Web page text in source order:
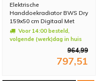
Elektrische
Handdoekradiator BWS Dry
159x50 cm Digitaal Met
Blower 1750W Wit
Voor 14:00 besteld,
volgende (werk)dag in huis
964,99
797,51